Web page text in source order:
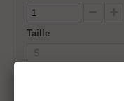
Taille